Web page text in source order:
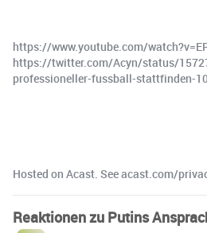
https://www.youtube.com/
https://twitter.com/Acyn/status/
professioneller-fussball-stattfinden-
Hosted on Acast. See acast.com/
Reaktionen zu Putins